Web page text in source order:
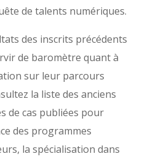
de talents numériques.
des inscrits précédents
de baromètre quant à
sur leur parcours
la liste des anciens
de cas publiées pour
des programmes
la spécialisation dans